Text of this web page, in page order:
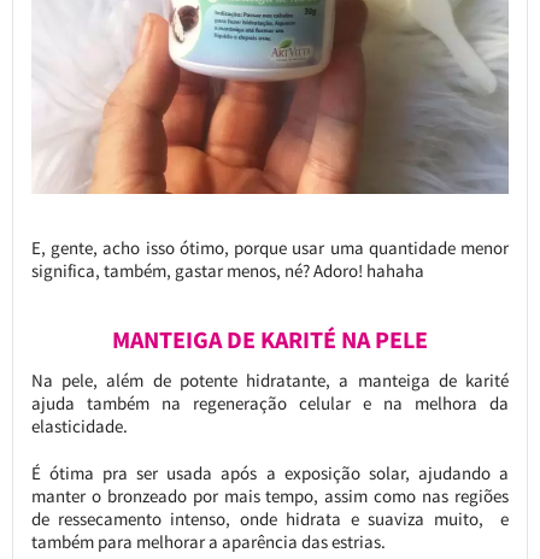
E, gente, acho isso ótimo, porque usar uma quantidade menor
significa, também, gastar menos, né? Adoro! hahaha
MANTEIGA DE KARITÉ NA PELE
Na pele, além de potente hidratante, a manteiga de karité
ajuda também na regeneração celular e na melhora da
elasticidade.
É ótima pra ser usada após a exposição solar, ajudando a
manter o bronzeado por mais tempo, assim como nas regiões
de ressecamento intenso, onde hidrata e suaviza muito, e
também para melhorar a aparência das estrias.